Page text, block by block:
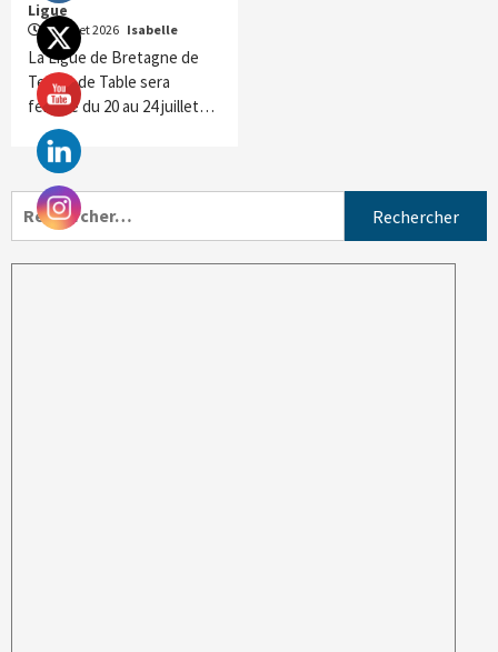
Ligue
3 juillet 2026 Isabelle
La Ligue de Bretagne de
Tennis de Table sera
fermée du 20 au 24 juillet…